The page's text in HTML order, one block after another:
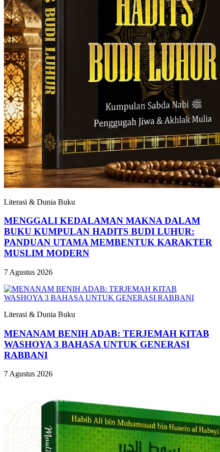
Literasi & Dunia Buku
MENGGALI KEDALAMAN MAKNA DALAM
BUKU KUMPULAN HADITS BUDI LUHUR:
PANDUAN UTAMA MEMBENTUK KARAKTER
MUSLIM MODERN
7 Agustus 2026
Literasi & Dunia Buku
MENANAM BENIH ADAB: TERJEMAH KITAB
WASHOYA 3 BAHASA UNTUK GENERASI
RABBANI
7 Agustus 2026